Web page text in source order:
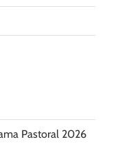
Pastoral 2026